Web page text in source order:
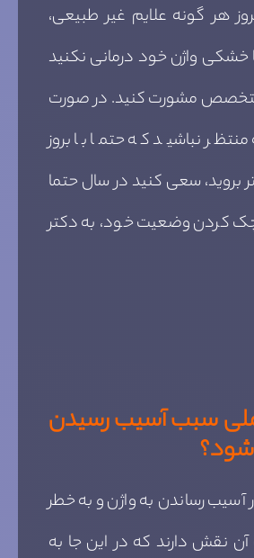
هر گونه علایم غیر طبیعی،
خشکی واژن خود درمانی نکنید
متخصص مشورت کنید. در صورت
نباشید که حتما با بروز
بروید، سعی کنید در سال حتما
چک کردن وضعیت خود، به دکتر
سبب آسیب رسیدن
شود؟
آسیب رساندن به واژن و به خطر
نقش دارند که در این جا به